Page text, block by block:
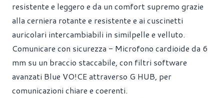
resistente e leggero e da un comfort supremo grazie
alla cerniera rotante e resistente e ai cuscinetti
auricolari intercambiabili in similpelle e velluto.
Comunicare con sicurezza - Microfono cardioide da 6
mm su un braccio staccabile, con filtri software
avanzati Blue VO!CE attraverso G HUB, per
comunicazioni chiare e coerenti.